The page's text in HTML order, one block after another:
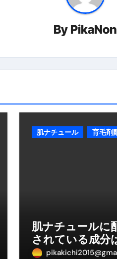
ーセール2026 完全攻略ガイド
恐怖をゼロにする時代へ
イド】アジア最安1万円台＆
ル完全ガイド：国内航空券＋
】 【.site】今注目のドメイン
たらどうなるの？①【30秒で
日食べたらどうなるの？②【
たらどうなるの？①【30秒で
インを飲み続けたらどうな
ームページ完成まで。ムーム
超完全ガイド｜“着る布団”で
By PikaNon
肌ナチュール 育毛剤
肌ナチュールに
されている成分